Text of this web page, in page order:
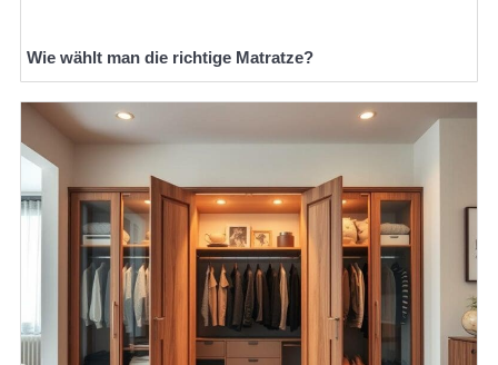
Wie wählt man die richtige Matratze?